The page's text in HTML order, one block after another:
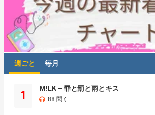
週ごと 毎月
1
M!LK – 罪と罰と雨とキス
88 聞く